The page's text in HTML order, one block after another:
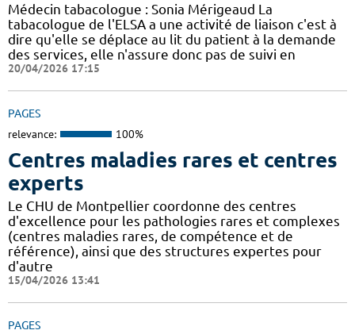
Médecin tabacologue : Sonia Mérigeaud La
tabacologue de l'ELSA a une activité de liaison c'est à
dire qu'elle se déplace au lit du patient à la demande
des services, elle n'assure donc pas de suivi en
20/04/2026 17:15
PAGES
relevance: 100%
Centres maladies rares et centres
experts
Le CHU de Montpellier coordonne des centres
d'excellence pour les pathologies rares et complexes
(centres maladies rares, de compétence et de
référence), ainsi que des structures expertes pour
d'autre
15/04/2026 13:41
PAGES